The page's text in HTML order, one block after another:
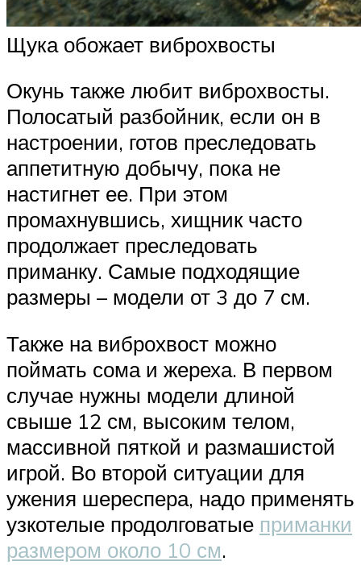
Щука обожает виброхвосты
Окунь также любит виброхвосты.
Полосатый разбойник, если он в
настроении, готов преследовать
аппетитную добычу, пока не
настигнет ее. При этом
промахнувшись, хищник часто
продолжает преследовать
приманку. Самые подходящие
размеры – модели от 3 до 7 см.
Также на виброхвост можно
поймать сома и жереха. В первом
случае нужны модели длиной
свыше 12 см, высоким телом,
массивной пяткой и размашистой
игрой. Во второй ситуации для
ужения шереспера, надо применять
узкотелые продолговатые приманки
размером около 10 см.